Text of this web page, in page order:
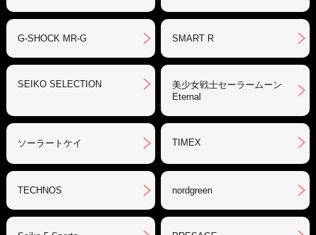
G-SHOCK MR-G SMART R
SEIKO SELECTION
美少女戦士セーラームーン
Eternal
ソーラートケイ TIMEX
TECHNOS nordgreen